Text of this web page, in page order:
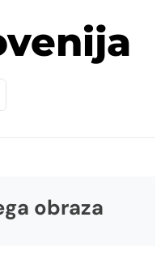
obraza